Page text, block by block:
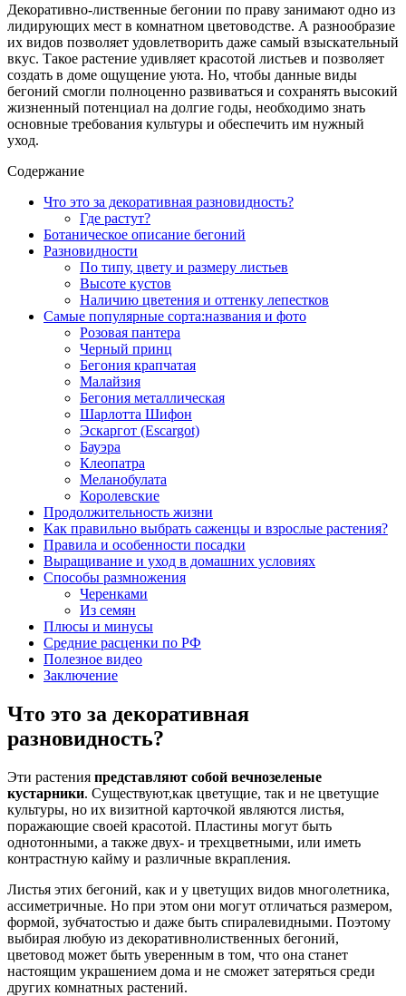
Декоративно-лиственные бегонии по праву занимают одно из
лидирующих мест в комнатном цветоводстве. А разнообразие
их видов позволяет удовлетворить даже самый взыскательный
вкус. Такое растение удивляет красотой листьев и позволяет
создать в доме ощущение уюта. Но, чтобы данные виды
бегоний смогли полноценно развиваться и сохранять высокий
жизненный потенциал на долгие годы, необходимо знать
основные требования культуры и обеспечить им нужный
уход.
Содержание
Что это за декоративная разновидность?
Где растут?
Ботаническое описание бегоний
Разновидности
По типу, цвету и размеру листьев
Высоте кустов
Наличию цветения и оттенку лепестков
Самые популярные сорта:названия и фото
Розовая пантера
Черный принц
Бегония крапчатая
Малайзия
Бегония металлическая
Шарлотта Шифон
Эскаргот (Escargot)
Бауэра
Клеопатра
Меланобулата
Королевские
Продолжительность жизни
Как правильно выбрать саженцы и взрослые растения?
Правила и особенности посадки
Выращивание и уход в домашних условиях
Способы размножения
Черенками
Из семян
Плюсы и минусы
Средние расценки по РФ
Полезное видео
Заключение
Что это за декоративная
разновидность?
Эти растения представляют собой вечнозеленые
кустарники. Существуют,как цветущие, так и не цветущие
культуры, но их визитной карточкой являются листья,
поражающие своей красотой. Пластины могут быть
однотонными, а также двух- и трехцветными, или иметь
контрастную кайму и различные вкрапления.
Листья этих бегоний, как и у цветущих видов многолетника,
ассиметричные. Но при этом они могут отличаться размером,
формой, зубчатостью и даже быть спиралевидными. Поэтому
выбирая любую из декоративнолиственных бегоний,
цветовод может быть уверенным в том, что она станет
настоящим украшением дома и не сможет затеряться среди
других комнатных растений.